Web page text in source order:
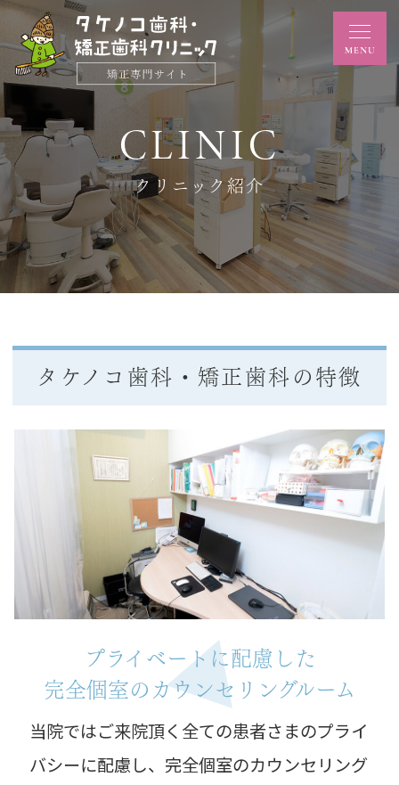
CLINIC
クリニック紹介
タケノコ歯科・矯正歯科の特徴
プライベートに配慮した
完全個室のカウンセリングルーム
当院ではご来院頂く全ての患者さまのプライ
バシーに配慮し、完全個室のカウンセリング